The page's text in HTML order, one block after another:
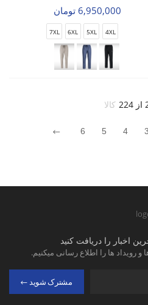
6,950,000 تومان
4XL
5XL
6XL
7XL
کالا
3
4
5
6
اخبار را دریافت کنید
و رویداد ها را اطلاع رسانی میکنیم.
مشترک شوید